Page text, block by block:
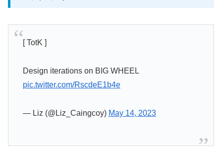
[ TotK ]
Design iterations on BIG WHEEL
pic.twitter.com/RscdeE1b4e
— Liz (@Liz_Caingcoy) May 14, 2023